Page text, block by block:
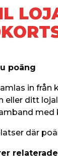
poäng
in från
eller ditt
där